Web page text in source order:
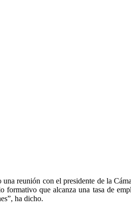
reunión con el presidente de la
que alcanza una tasa de
ha dicho.